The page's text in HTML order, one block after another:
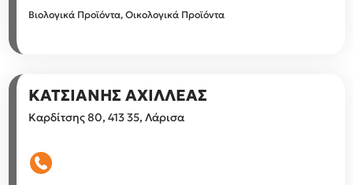
Βιολογικά Προϊόντα, Οικολογικά Προϊόντα
ΚΑΤΣΙΑΝΗΣ ΑΧΙΛΛΕΑΣ
Καρδίτσης 80, 413 35, Λάρισα